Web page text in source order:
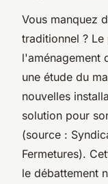
Vous manquez
traditionnel ? Le
l'aménagement
une étude du
nouvelles
solution pour
(source :
Fermetures).
le débattement